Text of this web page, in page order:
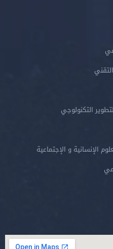
التكنولوجي
الإنسانية و الإجتماعية